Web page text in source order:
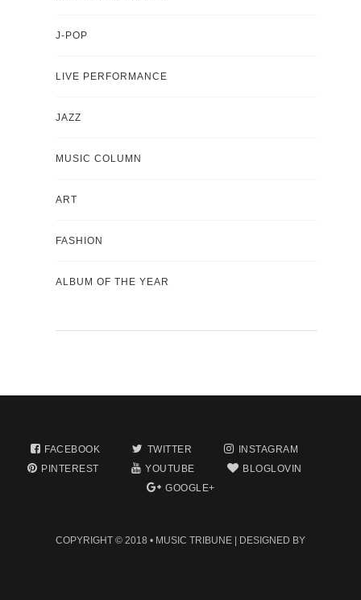
J-POP
LIVE PERFORMANCE
JAZZ
MUSIC COLUMN
ART
FASHION
ALBUM OF THE YEAR
FACEBOOK TWITTER
INSTAGRAM
PINTEREST
YOUTUBE
BLOGLOVIN
GOOGLE+
COPYRIGHT © 2018 • MUSIC TRIBUNE | DESIGNED BY